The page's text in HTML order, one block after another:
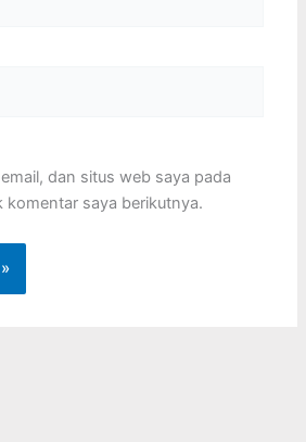
dan situs web saya pada
komentar saya berikutnya.